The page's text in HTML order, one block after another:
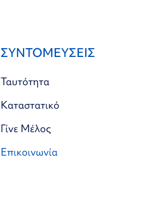
ΣΥΝΤΟΜΕΥΣΕΙΣ
Ταυτότητα
Καταστατικό
Γίνε Μέλος
Επικοινωνία